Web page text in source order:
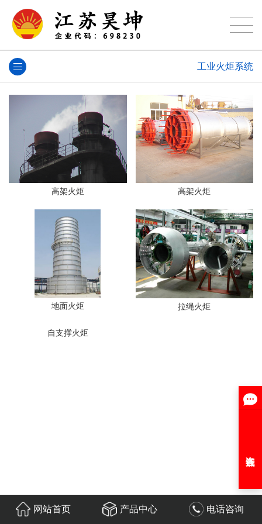
工业火炬系统
高架火炬 高架火炬
地面火炬 拉绳火炬
自支撑火炬
网站首页 产品中心 电话咨询